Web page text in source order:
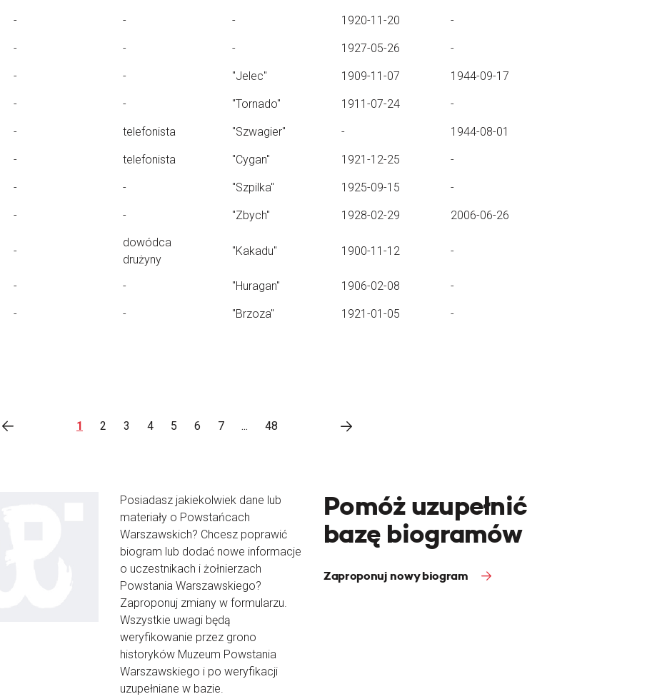
- - - 1920-11-20 -
- - - 1927-05-26 -
- - "Jelec" 1909-11-07 1944-09-17
- - "Tornado" 1911-07-24 -
- telefonista "Szwagier" - 1944-08-01
- telefonista "Cygan" 1921-12-25 -
- - "Szpilka" 1925-09-15 -
- - "Zbych" 1928-02-29 2006-06-26
-
dowódca
drużyny
"Kakadu" 1900-11-12 -
- - "Huragan" 1906-02-08 -
- - "Brzoza" 1921-01-05 -
1 2 3 4 5 6 7 ... 48
Posiadasz jakiekolwiek dane lub
materiały o Powstańcach
Warszawskich? Chcesz poprawić
biogram lub dodać nowe informacje
o uczestnikach i żołnierzach
Powstania Warszawskiego?
Zaproponuj zmiany w formularzu.
Wszystkie uwagi będą
weryfikowanie przez grono
historyków Muzeum Powstania
Warszawskiego i po weryfikacji
uzupełniane w bazie.
Pomóż uzupełnić
bazę biogramów
Zaproponuj nowy biogram